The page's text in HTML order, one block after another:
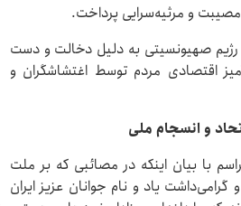
و مرثیه‌سرایی پرداخت.
رژیم صهیونسیتی به دلیل دخالت و دست
مسالمت آمیز اقتصادی مردم توسط اغتشاشگران و
و انسجام ملی
با بیان اینکه در مصائبی که بر ملت
یاد و نام جوانان عزیز ایران